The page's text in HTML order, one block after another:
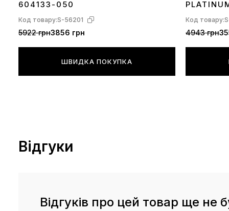
604133-050
Код товару:S-56201
5922 грн3856 грн
ШВИДКА ПОКУПКА
Код товару:
4943 грн
Відгуки
Відгуків про цей товар ще не